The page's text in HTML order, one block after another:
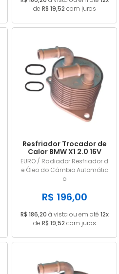
de R$ 19,52 com juros
Resfriador Trocador de
Calor BMW X1 2.0 16V
Turbo 2014 2015 2016
2017
EURO / Radiador Resfriador d
e Óleo do Câmbio Automátic
o
R$ 196,00
R$ 186,20 à vista ou em até 12x
de R$ 19,52 com juros